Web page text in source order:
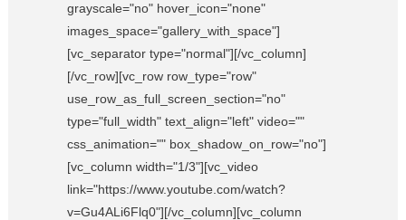
grayscale="no" hover_icon="none"
images_space="gallery_with_space"]
[vc_separator type="normal"][/vc_column]
[/vc_row][vc_row row_type="row"
use_row_as_full_screen_section="no"
type="full_width" text_align="left" video=""
css_animation="" box_shadow_on_row="no"]
[vc_column width="1/3"][vc_video
link="https://www.youtube.com/watch?
v=Gu4ALi6Flq0"][/vc_column][vc_column